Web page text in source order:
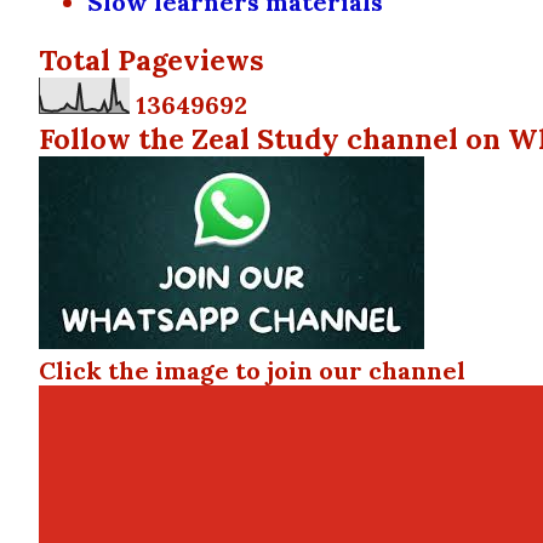
Total Pageviews
13649692
Follow the Zeal Study channel on
Click the image to join our channel